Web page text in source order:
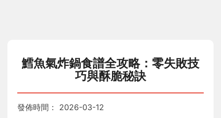
鱈魚氣炸鍋食譜全攻略：零失敗技
巧與酥脆秘訣
發佈時間： 2026-03-12